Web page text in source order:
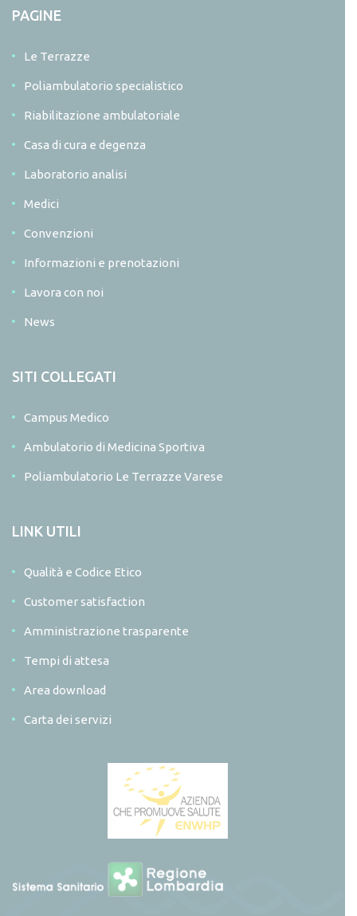
PAGINE
Le Terrazze
Poliambulatorio specialistico
Riabilitazione ambulatoriale
Casa di cura e degenza
Laboratorio analisi
Medici
Convenzioni
Informazioni e prenotazioni
Lavora con noi
News
SITI COLLEGATI
Campus Medico
Ambulatorio di Medicina Sportiva
Poliambulatorio Le Terrazze Varese
LINK UTILI
Qualità e Codice Etico
Customer satisfaction
Amministrazione trasparente
Tempi di attesa
Area download
Carta dei servizi